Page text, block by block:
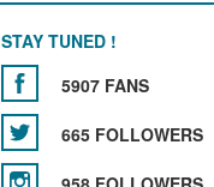
STAY TUNED !
5907 FANS
665 FOLLOWERS